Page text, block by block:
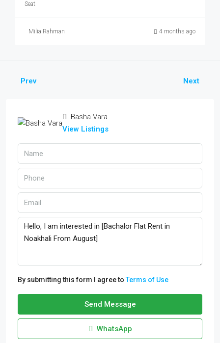
Seat
Milia Rahman 4 months ago
Prev Next
Basha Vara
View Listings
By submitting this form I agree toTerms of Use
Send Message
WhatsApp